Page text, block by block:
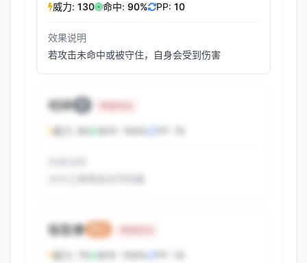
威力: 130 命中: 90% PP: 10
效果说明
若攻击未命中或被守住，自身会受到伤害
咬碎
威力: 80 命中:
吸取拳
威力: 命中: